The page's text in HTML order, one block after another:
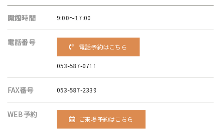
開館時間 9:00～17:00
電話番号 電話予約はこちら
053-587-0711
FAX番号 053-587-2339
WEB予約 ご来場予約はこちら